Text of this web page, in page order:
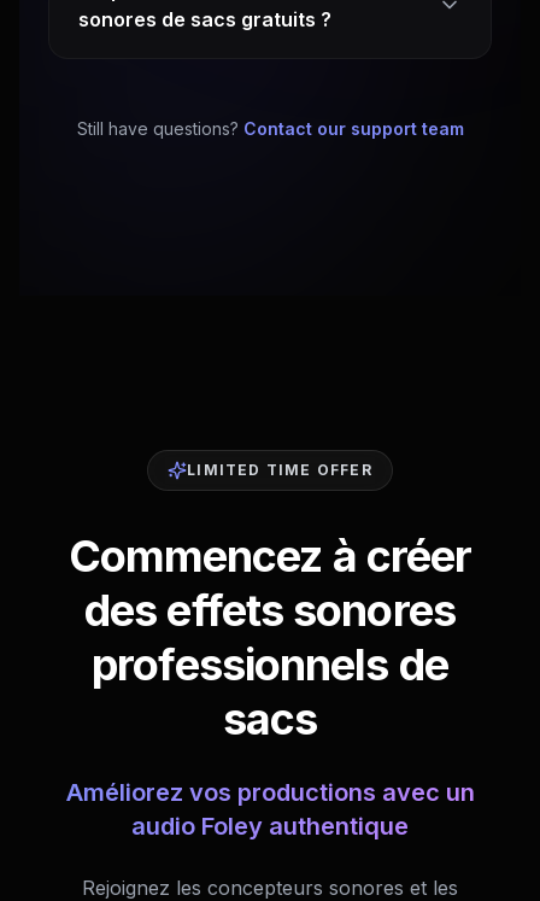
sonores de sacs gratuits ?
Still have questions? Contact our support team
LIMITED TIME OFFER
Commencez à créer
des effets sonores
professionnels de
sacs
Améliorez vos productions avec un
audio Foley authentique
Rejoignez les concepteurs sonores et les